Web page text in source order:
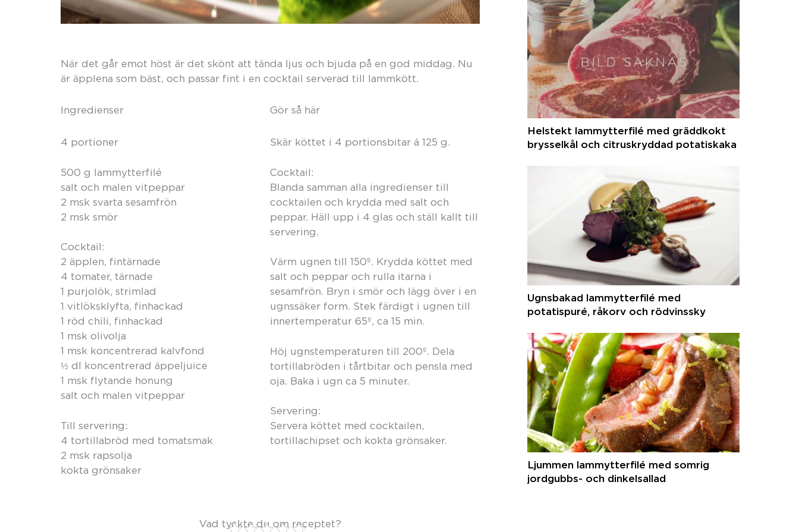
När det går emot höst är det skönt att tända ljus och bjuda på en god middag. Nu
är äpplena som bäst, och passar fint i en cocktail serverad till lammkött.
Ingredienser
4 portioner
500 g lammytterfilé
salt och malen vitpeppar
2 msk svarta sesamfrön
2 msk smör
Cocktail:
2 äpplen, fintärnade
4 tomater, tärnade
1 purjolök, strimlad
1 vitlöksklyfta, finhackad
1 röd chili, finhackad
1 msk olivolja
1 msk koncentrerad kalvfond
½ dl koncentrerad äppeljuice
1 msk flytande honung
salt och malen vitpeppar
Till servering:
4 tortillabröd med tomatsmak
2 msk rapsolja
kokta grönsaker
Gör så här
Skär köttet i 4 portionsbitar á 125 g.
Cocktail:
Blanda samman alla ingredienser till
cocktailen och krydda med salt och
peppar. Häll upp i 4 glas och ställ kallt till
servering.
Värm ugnen till 150º. Krydda köttet med
salt och peppar och rulla itarna i
sesamfrön. Bryn i smör och lägg över i en
ugnssäker form. Stek färdigt i ugnen till
innertemperatur 65º, ca 15 min.
Höj ugnstemperaturen till 200º. Dela
tortillabröden i tårtbitar och pensla med
oja. Baka i ugn ca 5 minuter.
Servering:
Servera köttet med cocktailen,
tortillachipset och kokta grönsaker.
Vad tyckte du om receptet?
Helstekt lammytterfilé med gräddkokt
brysselkål och citruskryddad potatiskaka
Ugnsbakad lammytterfilé med
potatispuré, råkorv och rödvinssky
Ljummen lammytterfilé med somrig
jordgubbs- och dinkelsallad